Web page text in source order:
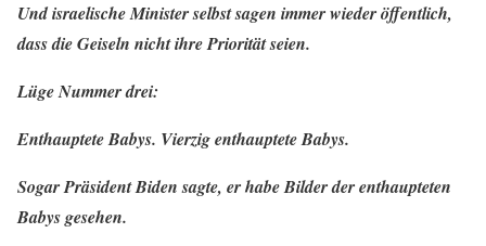
Und israelische Minister selbst sagen immer wieder öffentlich,
dass die Geiseln nicht ihre Priorität seien.
Lüge Nummer drei:
Enthauptete Babys. Vierzig enthauptete Babys.
Sogar Präsident Biden sagte, er habe Bilder der enthaupteten
Babys gesehen.